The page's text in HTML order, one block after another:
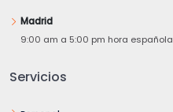
Madrid
9:00 am a 5:00 pm hora española
Servicios